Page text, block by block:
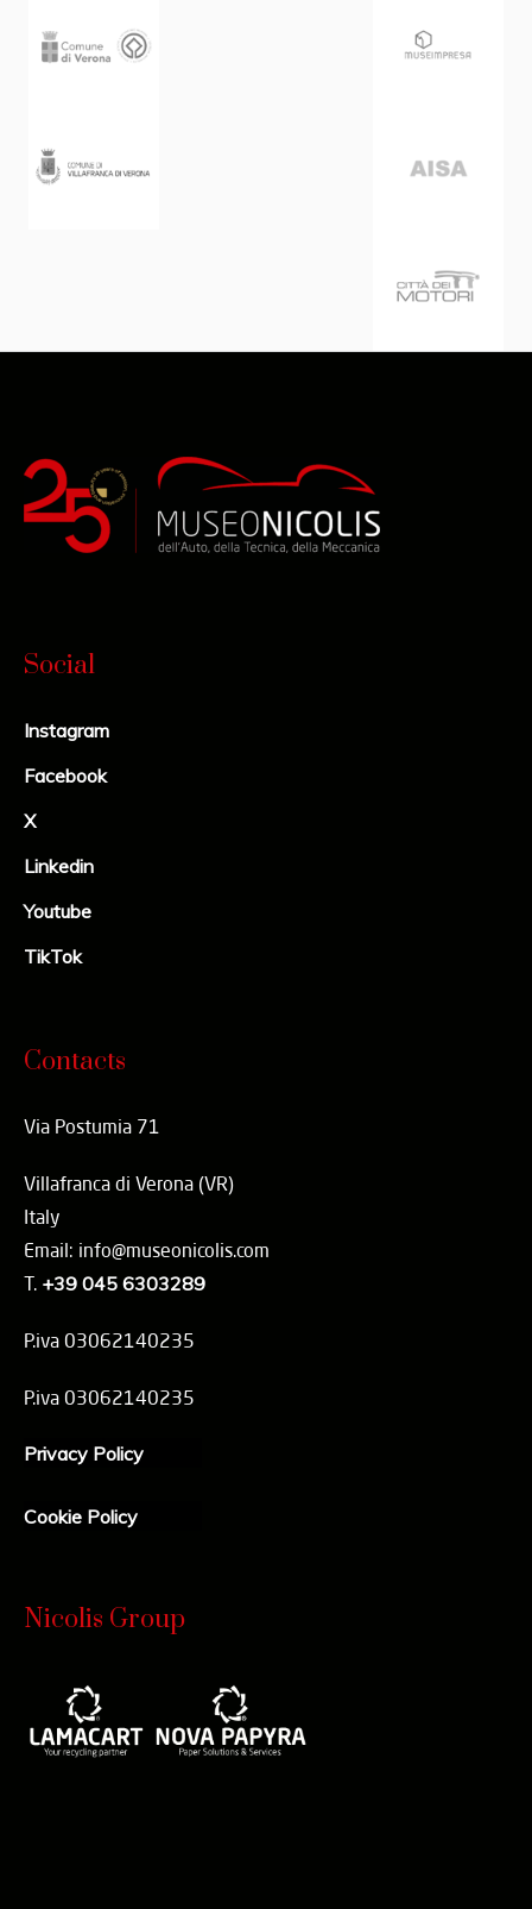
Social
Instagram
Facebook
X
Linkedin
Youtube
TikTok
Contacts
Via Postumia 71
Villafranca di Verona (VR)
Italy
Email: info@museonicolis.com
T. +39 045 6303289
P.iva 03062140235
P.iva 03062140235
Privacy Policy
Cookie Policy
Nicolis Group